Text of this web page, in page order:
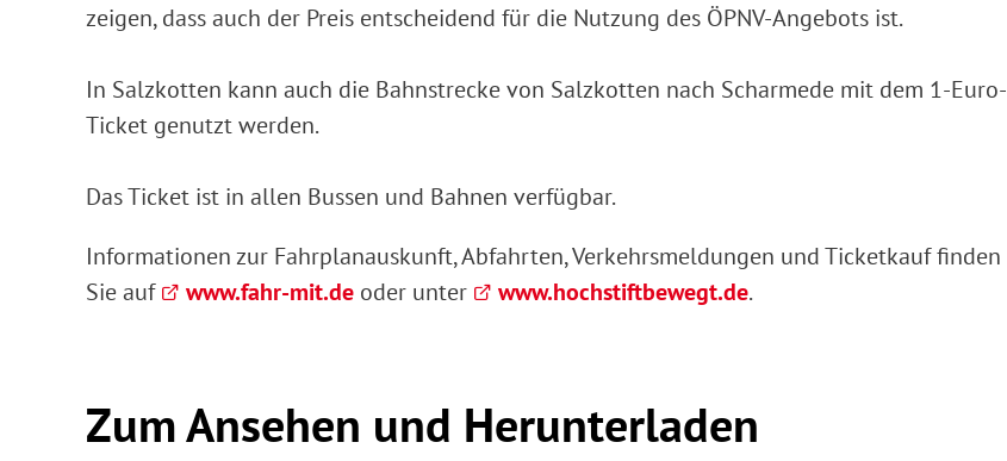
zeigen, dass auch der Preis entscheidend für die Nutzung des ÖPNV-Angebots ist.
In Salzkotten kann auch die Bahnstrecke von Salzkotten nach Scharmede mit dem 1-Euro-
Ticket genutzt werden.
Das Ticket ist in allen Bussen und Bahnen verfügbar.
Informationen zur Fahrplanauskunft, Abfahrten, Verkehrsmeldungen und Ticketkauf finden
Sie auf
www.fahr-mit.de oder unter www.hochstiftbewegt.de.
Zum Ansehen und Herunterladen